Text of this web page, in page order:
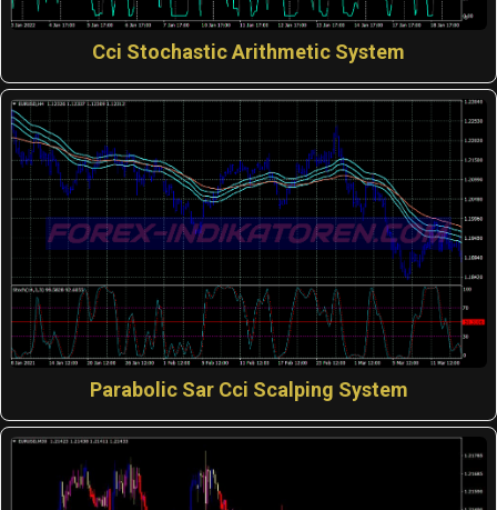
Cci Stochastic Arithmetic System
Parabolic Sar Cci Scalping System